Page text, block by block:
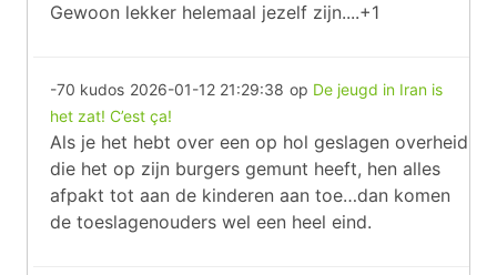
Gewoon lekker helemaal jezelf zijn....+1
-70 kudos 2026-01-12 21:29:38 op De jeugd in Iran is
het zat! C’est ça!
Als je het hebt over een op hol geslagen overheid
die het op zijn burgers gemunt heeft, hen alles
afpakt tot aan de kinderen aan toe…dan komen
de toeslagenouders wel een heel eind.